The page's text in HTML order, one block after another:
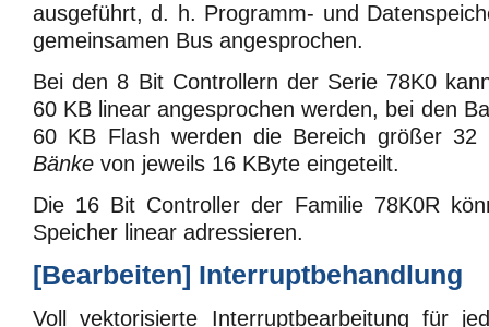
ausgeführt, d. h. Programm- und
gemeinsamen Bus angesprochen.
Bei den 8 Bit Controllern der Serie 78K0
60 KB linear angesprochen werden, bei den
60 KB Flash werden die Bereich größer 32
Bänke von jeweils 16 KByte eingeteilt.
Die 16 Bit Controller der Familie 78K0R
Speicher linear adressieren.
[Bearbeiten] Interruptbehandlung
Voll vektorisierte Interruptbearbeitung für